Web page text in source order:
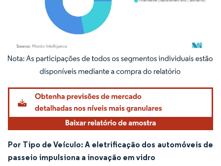
Imagem © Mordor Intelligence. O reuso requer atribuição conforme CC BY 4.0.
Por Tipo de Veículo: A eletrificação dos automóveis de
passeio impulsiona a inovação em vidro